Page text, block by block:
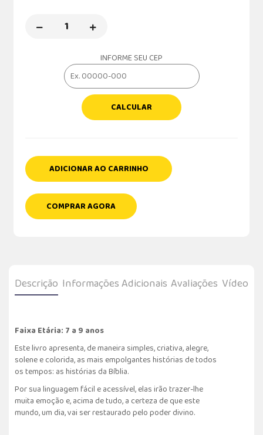
INFORME SEU CEP
CALCULAR
ADICIONAR AO CARRINHO
COMPRAR AGORA
Descrição Informações Adicionais Avaliações Vídeo
Faixa Etária: 7 a 9 anos
Este livro apresenta, de maneira simples, criativa, alegre,
solene e colorida, as mais empolgantes histórias de todos
os tempos: as histórias da Bíblia.
Por sua linguagem fácil e acessível, elas irão trazer-lhe
muita emoção e, acima de tudo, a certeza de que este
mundo, um dia, vai ser restaurado pelo poder divino.